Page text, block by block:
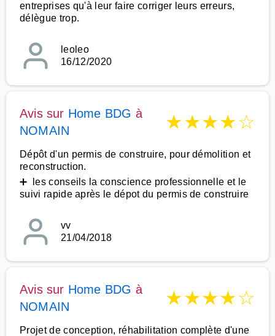
entreprises qu'à leur faire corriger leurs erreurs,
délègue trop.
leoleo
16/12/2020
Avis sur Home BDG à
NOMAIN
★★★★☆
Dépôt d'un permis de construire, pour démolition et
reconstruction.
➕ les conseils la conscience professionnelle et le
suivi rapide après le dépot du permis de construire
vv
21/04/2018
Avis sur Home BDG à
NOMAIN
★★★★☆
Projet de conception, réhabilitation complète d'une